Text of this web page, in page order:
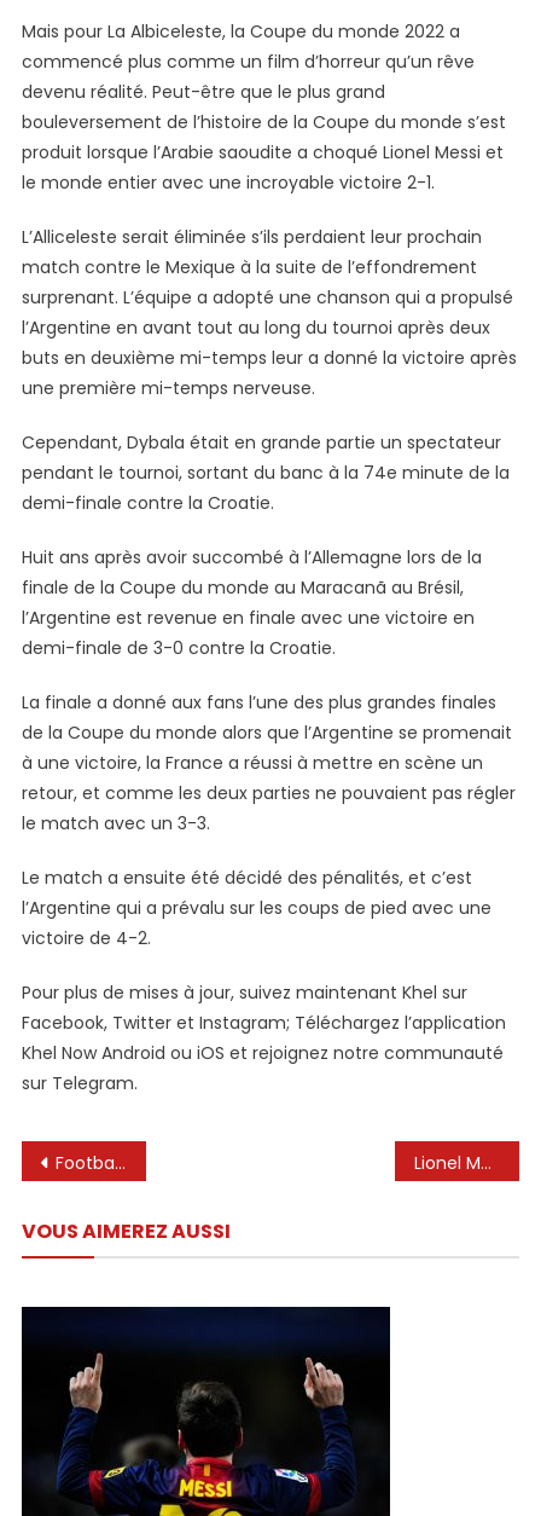
Mais pour La Albiceleste, la Coupe du monde 2022 a
commencé plus comme un film d’horreur qu’un rêve
devenu réalité. Peut-être que le plus grand
bouleversement de l’histoire de la Coupe du monde s’est
produit lorsque l’Arabie saoudite a choqué Lionel Messi et
le monde entier avec une incroyable victoire 2-1.
L’Alliceleste serait éliminée s’ils perdaient leur prochain
match contre le Mexique à la suite de l’effondrement
surprenant. L’équipe a adopté une chanson qui a propulsé
l’Argentine en avant tout au long du tournoi après deux
buts en deuxième mi-temps leur a donné la victoire après
une première mi-temps nerveuse.
Cependant, Dybala était en grande partie un spectateur
pendant le tournoi, sortant du banc à la 74e minute de la
demi-finale contre la Croatie.
Huit ans après avoir succombé à l’Allemagne lors de la
finale de la Coupe du monde au Maracanã au Brésil,
l’Argentine est revenue en finale avec une victoire en
demi-finale de 3-0 contre la Croatie.
La finale a donné aux fans l’une des plus grandes finales
de la Coupe du monde alors que l’Argentine se promenait
à une victoire, la France a réussi à mettre en scène un
retour, et comme les deux parties ne pouvaient pas régler
le match avec un 3-3.
Le match a ensuite été décidé des pénalités, et c’est
l’Argentine qui a prévalu sur les coups de pied avec une
victoire de 4-2.
Pour plus de mises à jour, suivez maintenant Khel sur
Facebook, Twitter et Instagram; Téléchargez l’application
Khel Now Android ou iOS et rejoignez notre communauté
sur Telegram.
Navigation
l’article
Football. Un sponsor de Lionel Messi s’offre Lamine Yamal – SportBusiness.Club Lionel Messi porte Special Rolex – Connaissez-vous le modèle?
VOUS AIMEREZ AUSSI